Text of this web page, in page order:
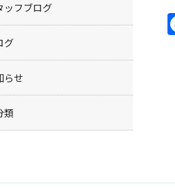
ッフブログ
グ
らせ
類